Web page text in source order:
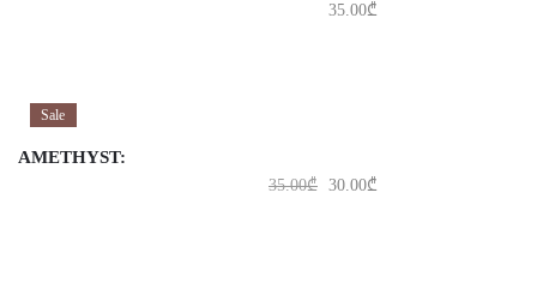
35.00₾
Sale
AMETHYST:
35.00₾ 30.00₾